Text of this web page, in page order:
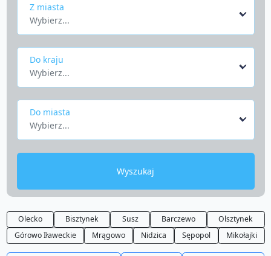
Z miasta
Wybierz...
Do kraju
Wybierz...
Do miasta
Wybierz...
Wyszukaj
Olecko Bisztynek Susz Barczewo
Olsztynek
Górowo Iławeckie
Mrągowo Nidzica Sępopol Mikołajki